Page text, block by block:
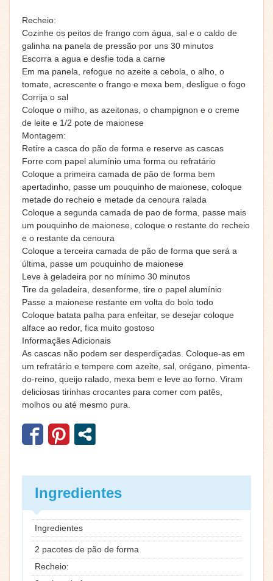
Recheio:
Cozinhe os peitos de frango com água, sal e o caldo de
galinha na panela de pressão por uns 30 minutos
Escorra a agua e desfie toda a carne
Em ma panela, refogue no azeite a cebola, o alho, o
tomate, acrescente o frango e mexa bem, desligue o fogo
Corrija o sal
Coloque o milho, as azeitonas, o champignon e o creme
de leite e 1/2 pote de maionese
Montagem:
Retire a casca do pão de forma e reserve as cascas
Forre com papel alumínio uma forma ou refratário
Coloque a primeira camada de pão de forma bem
apertadinho, passe um pouquinho de maionese, coloque
metade do recheio e metade da cenoura ralada
Coloque a segunda camada de pao de forma, passe mais
um pouquinho de maionese, coloque o restante do recheio
e o restante da cenoura
Coloque a terceira camada de pão de forma que será a
última, passe um pouquinho de maionese
Leve à geladeira por no mínimo 30 minutos
Tire da geladeira, desenforme, tire o papel alumínio
Passe a maionese restante em volta do bolo todo
Coloque batata palha para enfeitar, se desejar coloque
alface ao redor, fica muito gostoso
Informaçães Adicionais
As cascas não podem ser desperdiçadas. Coloque-as em
um refratário e tempere com azeite, sal, orégano, pimenta-
do-reino, queijo ralado, mexa bem e leve ao forno. Viram
deliciosas tirinhas crocantes para comer com patês,
molhos ou até mesmo pura.
Ingredientes
Ingredientes
2 pacotes de pão de forma
Recheio: